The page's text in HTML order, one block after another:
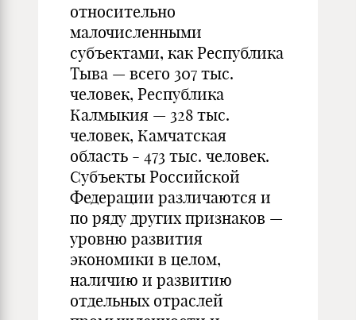
относительно
малочисленными
субъектами, как Республика
Тыва — всего 307 тыс.
человек, Республика
Калмыкия — 328 тыс.
человек, Камчатская
область - 473 тыс. человек.
Субъекты Российской
Федерации различаются и
по ряду других признаков —
уровню развития
экономики в целом,
наличию и развитию
отдельных отраслей